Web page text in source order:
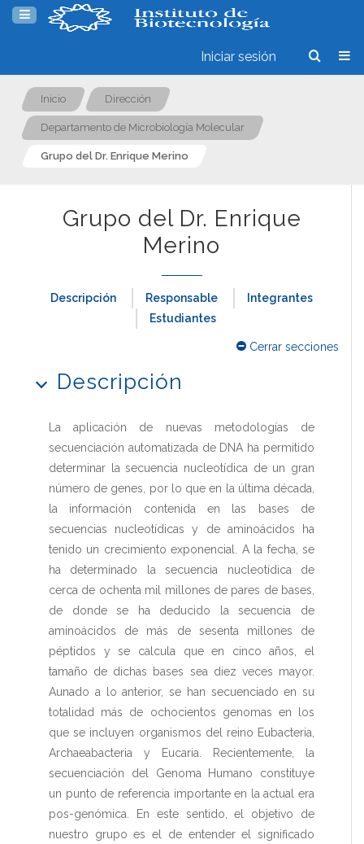
Iniciar sesión
Inicio Dirección
Departamento de Microbiología Molecular
Grupo del Dr. Enrique Merino
Grupo del Dr. Enrique
Merino
Descripción Responsable
Integrantes
Estudiantes
Cerrar secciones
Descripción
La aplicación de nuevas metodologías de
secuenciación automatizada de DNA ha permitido
determinar la secuencia nucleotídica de un gran
número de genes, por lo que en la última década,
la información contenida en las bases de
secuencias nucleotídicas y de aminoácidos ha
tenido un crecimiento exponencial. A la fecha, se
ha determinado la secuencia nucleotídica de
cerca de ochenta mil millones de pares de bases,
de donde se ha deducido la secuencia de
aminoácidos de más de sesenta millones de
péptidos y se calcula que en cinco años, el
tamaño de dichas bases sea diez veces mayor.
Aunado a lo anterior, se han secuenciado en su
totalidad más de ochocientos genomas en los
que se incluyen organismos del reino Eubacteria,
Archaeabacteria y Eucaria. Recientemente, la
secuenciación del Genoma Humano constituye
un punto de referencia importante en la actual era
pos-genómica. En este sentido, el objetivo de
nuestro grupo es el de entender el significado